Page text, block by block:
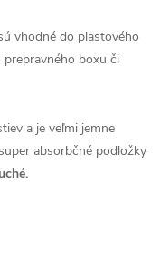
vhodné do plastového
boxu či
a je veľmi jemne
absorbčné podložky